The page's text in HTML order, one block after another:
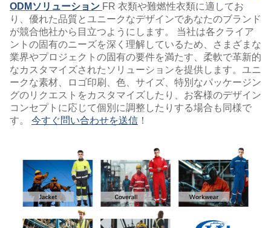
ODMソリューション FR 衣類や難燃性衣類に適してお
り、優れた品質とユニークなデザインであなたのブランド
が競合他社から目立つようにします。 当社は各クライア
ントの固有のニーズを深く理解しているため、さまざまな
業界やプロジェクトの固有の要件を満たす、柔軟で革新的
なカスタマイズされたソリューションを提供します。ユニ
ークな素材、ロゴ印刷、色、サイズ、特別なパッケージン
グのリクエストをカスタマイズしたり、お客様のデザイン
コンセプトに応じて個別に調整したりする場合も同様で
す。 今すぐ問い合わせを送信 ！